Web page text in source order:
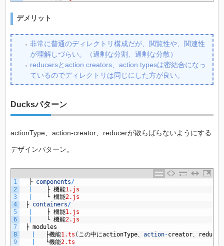
デメリット
非常に普通のディレクトリ構成だが、閲覧性や、関連性
が理解しづらい。（過剰な分割、過剰な分散）
reducersとaction creators、action typesは密結合になっ
ているのでディレクトリは同じにした方が良い。
Ducksパターン
actionType、action-creator、reducerが散らばらないようにする
デザインパターン。
1
2
3
4
5
6
7
8
9
├ components/
├ 機能1.js
└ 機能2.js
├ containers/
├ 機能1.js
└ 機能2.js
├ modules
├機能1.ts ( この中にactionType、 action-creator、 reducer
└機能2.ts